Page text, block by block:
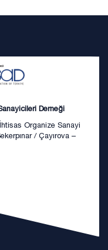
Derneği
Organize Sanayi
/ Çayırova –